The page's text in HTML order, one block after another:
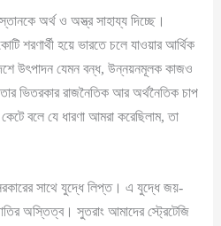
অর্থ ও অস্ত্র সাহায্য দিচ্ছে।
শরণার্থী হয়ে ভারতে চলে যাওয়ার আর্থিক
উৎপাদন যেমন বন্ধ, উন্নয়নমূলক কাজও
ভিতরকার রাজনৈতিক আর অর্থনৈতিক চাপ
বলে যে ধারণা আমরা করেছিলাম, তা
সাথে যুদ্ধে লিপ্ত। এ যুদ্ধে জয়-
অস্তিত্ব। সুতরাং আমাদের স্ট্রেটেজি